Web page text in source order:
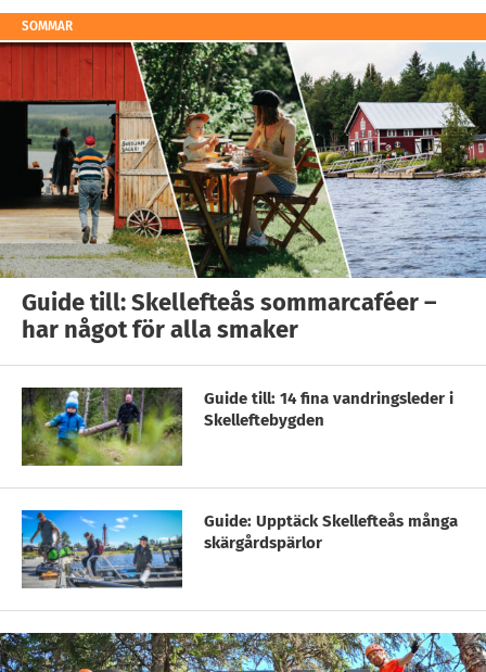
SOMMAR
Guide till: Skellefteås sommarcaféer –
har något för alla smaker
Guide till: 14 fina vandringsleder i
Skelleftebygden
Guide: Upptäck Skellefteås många
skärgårdspärlor